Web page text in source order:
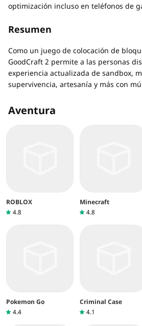
optimización incluso en teléfonos de
Resumen
Como un juego de colocación de
GoodCraft 2 permite a las personas
experiencia actualizada de sandbox,
supervivencia, artesanía y más con
Aventura
ROBLOX
4.8
Minecraft
4.8
Pokemon Go
4.4
Criminal Case
4.1